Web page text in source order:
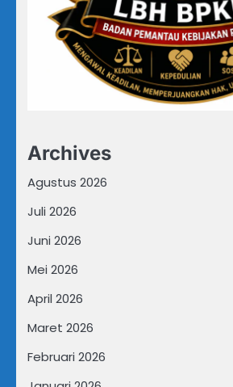
Archives
Agustus 2026
Juli 2026
Juni 2026
Mei 2026
April 2026
Maret 2026
Februari 2026